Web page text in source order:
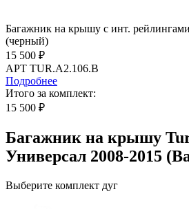
Багажник на крышу с инт.
(черный)
15 500 ₽
АРТ TUR.A2.106.B
Подробнее
Итого за комплект:
15 500 ₽
Багажник на крышу
Универсал 2008-2015
Выберите комплект дуг